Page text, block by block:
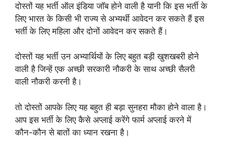
दोस्तों यह भर्ती ऑल इंडिया जॉब होने वाली है यानी कि इस भर्ती के
लिए भारत के किसी भी राज्य से अभ्यर्थी आवेदन कर सकते हैं इस
भर्ती के लिए महिला और दोनों आवेदन कर सकते हैं।
दोस्तों यह भर्ती उन अभ्यार्थियों के लिए बहुत बड़ी खुशखबरी होने
वाली है जिन्हें एक अच्छी सरकारी नौकरी के साथ अच्छी सैलरी
वाली नौकरी करनी है।
तो दोस्तों आपके लिए यह बहुत ही बड़ा सुनहरा मौका होने वाला है।
आप इस भर्ती के लिए कैसे अप्लाई करेंगे फार्म अप्लाई करने में
कौन-कौन से बातों का ध्यान रखना है।